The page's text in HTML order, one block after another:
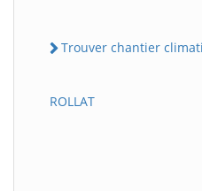
Trouver chantier
ROLLAT